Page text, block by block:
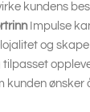
kundens
Impulse
og
kunden ønsker